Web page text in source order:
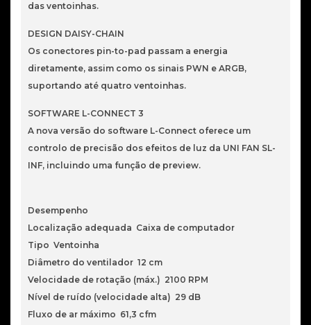
das ventoinhas.
DESIGN DAISY-CHAIN
Os conectores pin-to-pad passam a energia
diretamente, assim como os sinais PWN e ARGB,
suportando até quatro ventoinhas.
SOFTWARE L-CONNECT 3
A nova versão do software L-Connect oferece um
controlo de precisão dos efeitos de luz da UNI FAN SL-
INF, incluindo uma função de preview.
Desempenho
Localização adequada Caixa de computador
Tipo Ventoinha
Diâmetro do ventilador 12 cm
Velocidade de rotação (máx.) 2100 RPM
Nível de ruído (velocidade alta) 29 dB
Fluxo de ar máximo 61,3 cfm